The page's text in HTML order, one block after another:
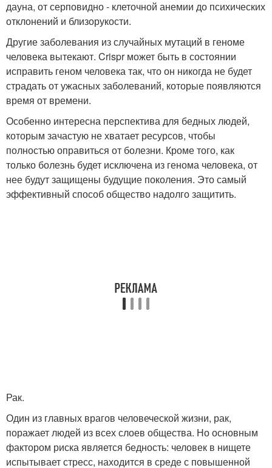
дауна, от серповидно - клеточной анемии до психических
отклонений и близорукости.
Другие заболевания из случайных мутаций в геноме
человека вытекают. Crispr может быть в состоянии
исправить геном человека так, что он никогда не будет
страдать от ужасных заболеваний, которые появляются
время от времени.
Особенно интересна перспектива для бедных людей,
которым зачастую не хватает ресурсов, чтобы
полностью оправиться от болезни. Кроме того, как
только болезнь будет исключена из генома человека, от
нее будут защищены будущие поколения. Это самый
эффективный способ общество надолго защитить.
Рак.
Один из главных врагов человеческой жизни, рак,
поражает людей из всех слоев общества. Но основным
фактором риска является бедность: человек в нищете
испытывает стресс, находится в среде с повышенной